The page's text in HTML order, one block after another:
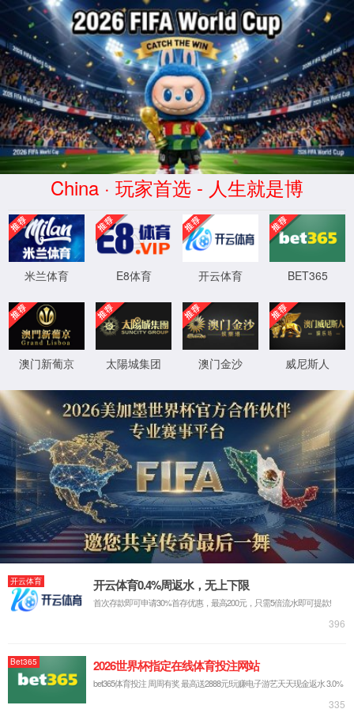
抱歉，您撞到了不存在的页面...
最有可能的原因是：
您输入的网址可能不正确
链接可能已过期
别担心，您可以尝试返回首页
XML 地图